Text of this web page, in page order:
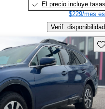
El precio incluye tasas
$229/mes
Verif. disponibilidad